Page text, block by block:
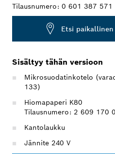
Tilausnumero: 0 601 387 571
Etsi
Sisältyy tähän versioon
Mikrosuodatinkotelo
133)
Hiomapaperi K80
Tilausnumero: 2 609 170
Kantolaukku
Jännite 240 V